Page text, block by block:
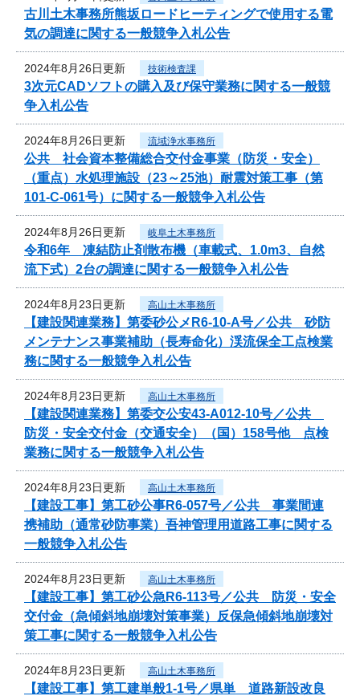
古川土木事務所熊坂ロードヒーティングで使用する電
気の調達に関する一般競争入札公告
2024年8月26日更新 技術検査課
3次元CADソフトの購入及び保守業務に関する一般競
争入札公告
2024年8月26日更新 流域浄水事務所
公共 社会資本整備総合交付金事業（防災・安全）
（重点）水処理施設（23～25池）耐震対策工事（第
101-C-061号）に関する一般競争入札公告
2024年8月26日更新 岐阜土木事務所
令和6年 凍結防止剤散布機（車載式、1.0m3、自然
流下式）2台の調達に関する一般競争入札公告
2024年8月23日更新 高山土木事務所
【建設関連業務】第委砂公メR6-10-A号／公共 砂防
メンテナンス事業補助（長寿命化）渓流保全工点検業
務に関する一般競争入札公告
2024年8月23日更新 高山土木事務所
【建設関連業務】第委交公安43-A012-10号／公共
防災・安全交付金（交通安全）（国）158号他 点検
業務に関する一般競争入札公告
2024年8月23日更新 高山土木事務所
【建設工事】第工砂公事R6-057号／公共 事業間連
携補助（通常砂防事業）吾神管理用道路工事に関する
一般競争入札公告
2024年8月23日更新 高山土木事務所
【建設工事】第工砂公急R6-113号／公共 防災・安全
交付金（急傾斜地崩壊対策事業）反保急傾斜地崩壊対
策工事に関する一般競争入札公告
2024年8月23日更新 高山土木事務所
【建設工事】第工建単般1-1号／県単 道路新設改良